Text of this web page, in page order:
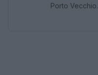
Porto Vecchio.